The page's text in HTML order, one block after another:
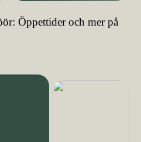
Öppettider och mer på